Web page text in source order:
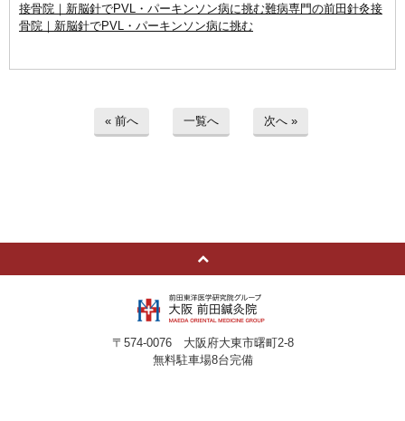
接骨院｜新脳針でPVL・パーキンソン病に挑む難病専門の前田針灸接
骨院｜新脳針でPVL・パーキンソン病に挑む
« 前へ 一覧へ 次へ »
〒574-0076 大阪府大東市曙町2-8
無料駐車場8台完備